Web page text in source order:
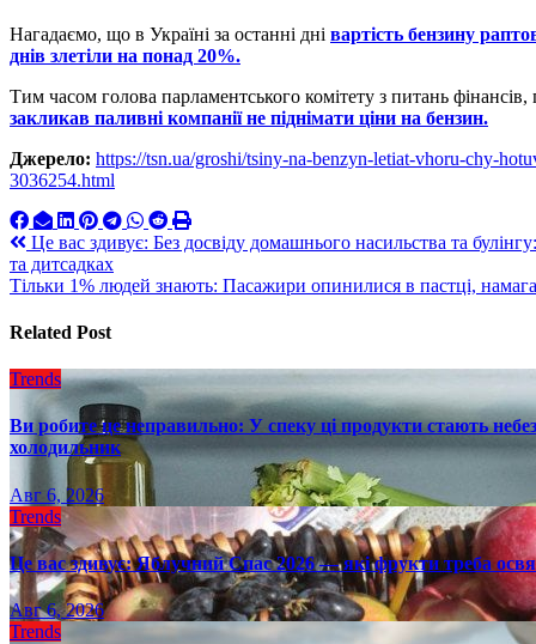
Нагадаємо, що в Україні за останні дні вартість бензину
днів злетіли на понад 20%.
Тим часом голова парламентського комітету з питань
закликав паливні компанії не піднімати ціни на бензин.
Джерело: https://tsn.ua/groshi/tsiny-na-benzyn-letiat-vhoru-chy-
3036254.html
Навигация
по
Це вас здивує: Без досвіду домашнього насильства та
та дитсадках
Тільки 1% людей знають: Пасажири опинилися в пастці,
Related Post
Trends
Ви робите це неправильно: У спеку ці продукти стають
холодильник
Авг 6, 2026
Trends
Це вас здивує: Яблучний Спас 2026 — які фрукти треба
Авг 6, 2026
Trends